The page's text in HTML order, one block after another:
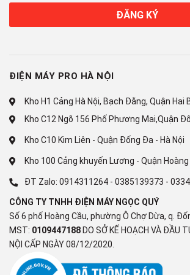
thống quạt kép
Tủ lạnh Hitachi Inverter R-FM800GPGV2
nghệ làm lạnh hệ thống quạt kép, cung cấp
cho mỗi loại thực phẩm khác nhau và tránh
lạnh được tỏa đều đến nhiều vị trí trong tủ
tươi ngon và giữ được hàm lượng dinh
Thiết kế hệ thống
mát ngay bên ngoài
ĐĂNG KÝ
ĐIỆN MÁY PRO HÀ NỘI
Kho H1 Cảng Hà Nội, Bạch Đằng, Quận Hai
Kho C12 Ngõ 156 Phố Phương Mai,Quận
Kho C10 Kim Liên - Quận Đống Đa - Hà Nội
Kho 100 Cảng khuyến Lương - Quận Hoàng
ĐT Zalo: 0914311264 - 0385139373 -
CÔNG TY TNHH ĐIỆN MÁY NGỌC QUÝ
Số 6 phố Hoàng Cầu, phường Ô Chợ Dừa, q.
MST: 0109447188 DO SỞ KẾ HOẠCH VÀ ĐẦU
NỘI CẤP NGÀY 08/12/2020.